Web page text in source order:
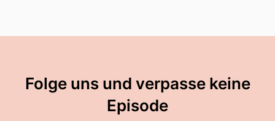
Folge uns und verpasse keine
Episode